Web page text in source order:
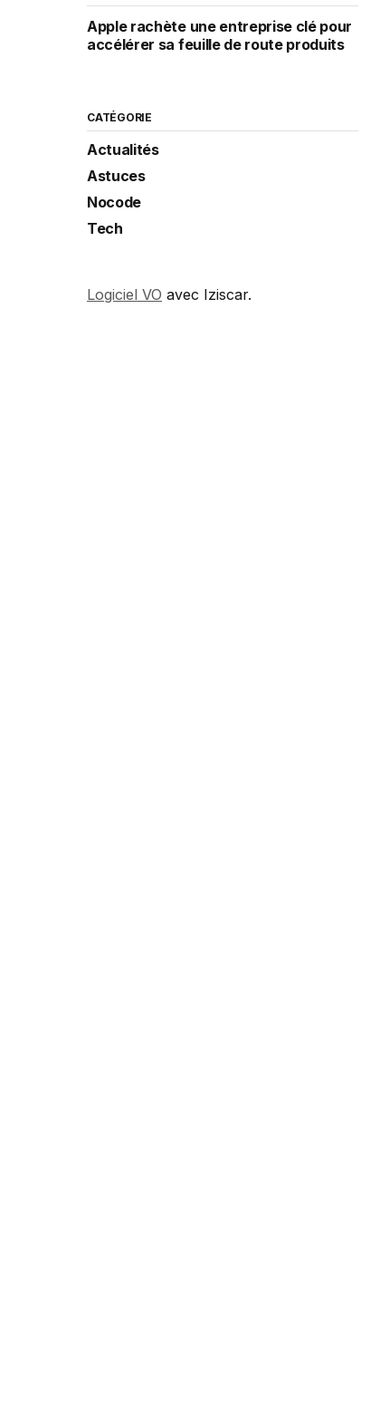
Apple rachète une entreprise clé pour
accélérer sa feuille de route produits
CATÉGORIE
Actualités
Astuces
Nocode
Tech
Logiciel VO avec Iziscar.